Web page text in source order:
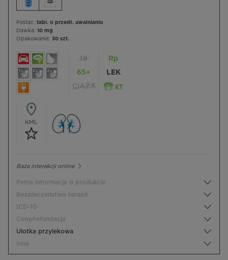
Postać: tabl. o przedł. uwalnianiu
Dawka: 10 mg
Opakowanie: 30 szt.
18
65+
CIĄŻA
Rp
LEK
KML
Baza interakcji online
Pełna informacja o produkcie
Bezpieczeństwo terapii
ICD-10
Ceny/refundacja
Ulotka przylekowa
Inne